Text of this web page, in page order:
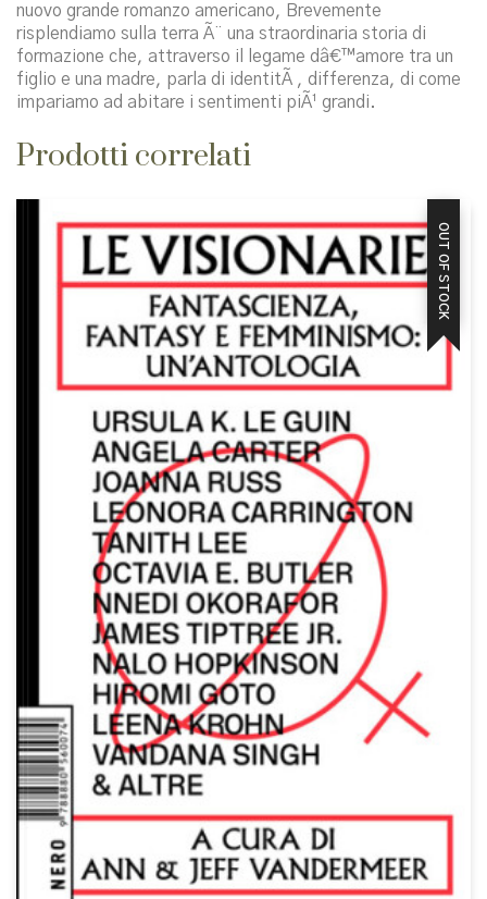
nuovo grande romanzo americano, Brevemente
risplendiamo sulla terra Ã¨ una straordinaria storia di
formazione che, attraverso il legame dâ€™amore tra un
figlio e una madre, parla di identitÃ , differenza, di come
impariamo ad abitare i sentimenti piÃ¹ grandi.
Prodotti correlati
OUT OF STOCK